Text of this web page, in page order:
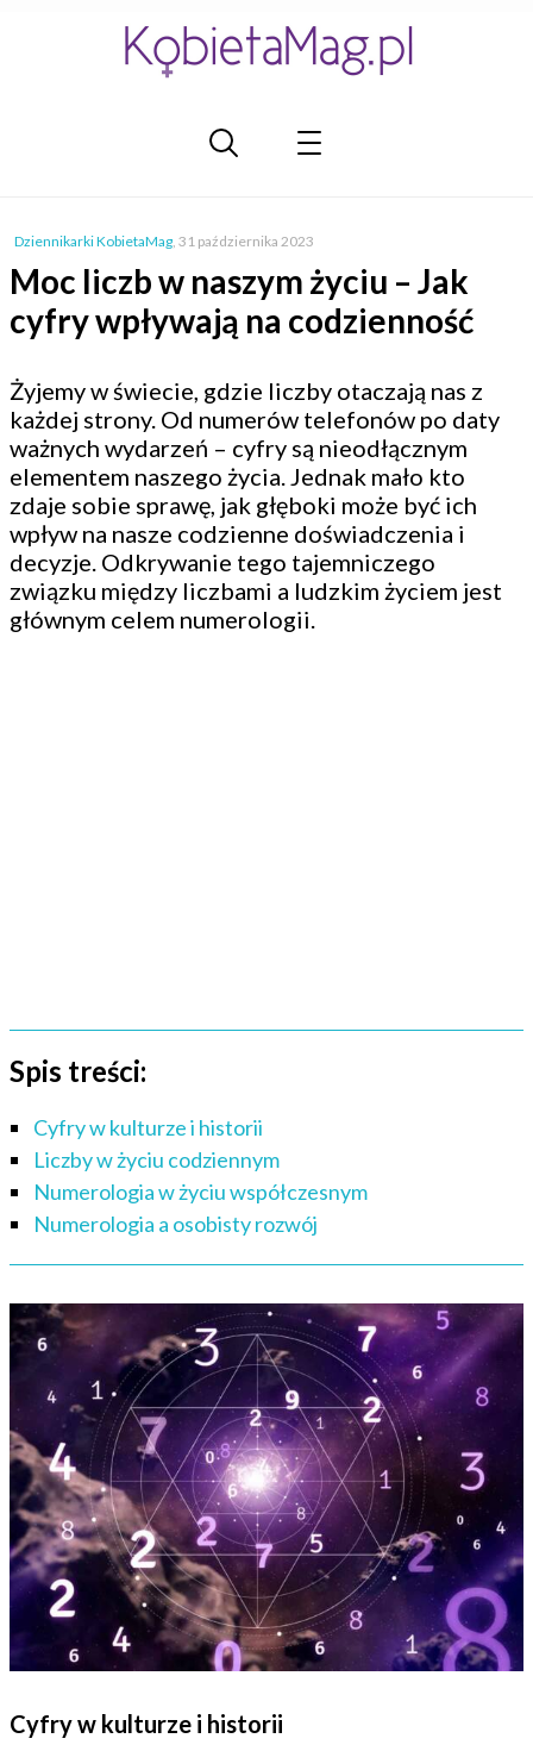
Dziennikarki KobietaMag, 31 października 2023
Moc liczb w naszym życiu – Jak
cyfry wpływają na codzienność
Żyjemy w świecie, gdzie liczby otaczają nas z
każdej strony. Od numerów telefonów po daty
ważnych wydarzeń – cyfry są nieodłącznym
elementem naszego życia. Jednak mało kto
zdaje sobie sprawę, jak głęboki może być ich
wpływ na nasze codzienne doświadczenia i
decyzje. Odkrywanie tego tajemniczego
związku między liczbami a ludzkim życiem jest
głównym celem numerologii.
Spis treści:
Cyfry w kulturze i historii
Liczby w życiu codziennym
Numerologia w życiu współczesnym
Numerologia a osobisty rozwój
Cyfry w kulturze i historii